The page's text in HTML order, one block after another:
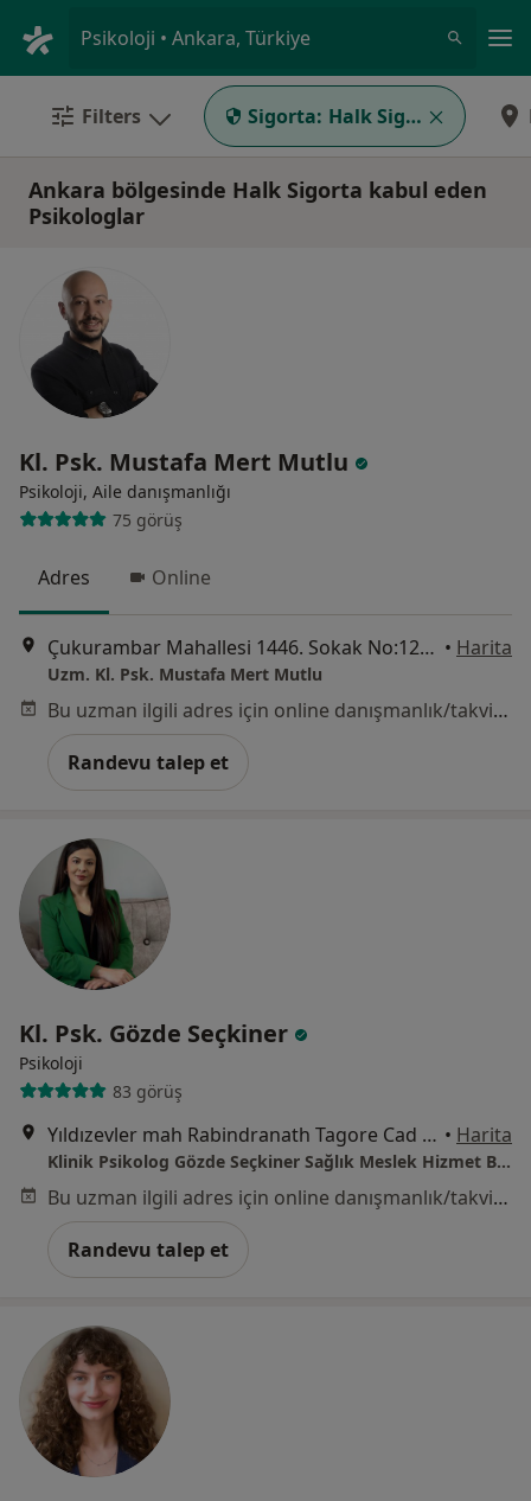
Psikoloji • Ankara, Türkiye
Filters Sigorta: Halk Sigorta
Ankara bölgesinde Halk Sigorta kabul eden
Psikologlar
Kl. Psk. Mustafa Mert Mutlu
Psikoloji, Aile danışmanlığı
75 görüş
Adres Online
Çukurambar Mahallesi 1446. Sokak No:12/25 Alternatif Plaza,, Ankara • Harita
Uzm. Kl. Psk. Mustafa Mert Mutlu
Bu uzman ilgili adres için online danışmanlık/takvim sunmuyor.
Randevu talep et
Kl. Psk. Gözde Seçkiner
Psikoloji
83 görüş
Yıldızevler mah Rabindranath Tagore Cad 711.Sk No:1/7, Çankaya • Harita
Klinik Psikolog Gözde Seçkiner Sağlık Meslek Hizmet Birimi
Bu uzman ilgili adres için online danışmanlık/takvim sunmuyor.
Randevu talep et